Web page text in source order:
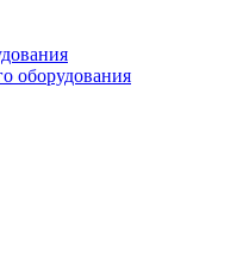
оборудования